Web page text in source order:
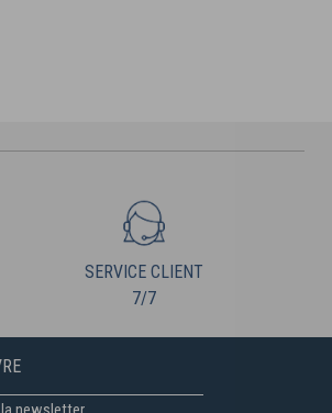
SERVICE CLIENT
7/7